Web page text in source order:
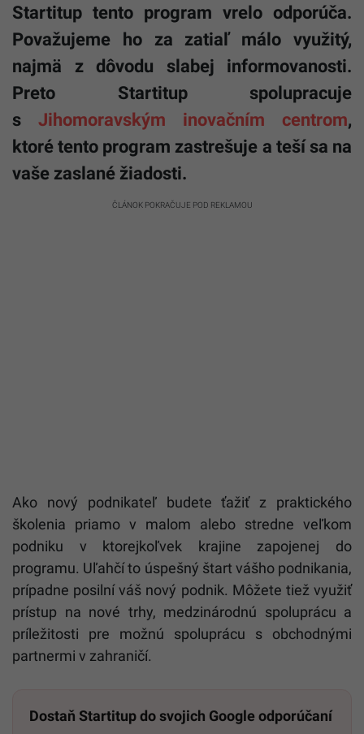
Startitup tento program vrelo odporúča.
Považujeme ho za zatiaľ málo využitý,
najmä z dôvodu slabej informovanosti.
Preto Startitup spolupracuje
s Jihomoravským inovačním centrom,
ktoré tento program zastrešuje a teší sa na
vaše zaslané žiadosti.
ČLÁNOK POKRAČUJE POD REKLAMOU
Ako nový podnikateľ budete ťažiť z praktického
školenia priamo v malom alebo stredne veľkom
podniku v ktorejkoľvek krajine zapojenej do
programu. Uľahčí to úspešný štart vášho podnikania,
prípadne posilní váš nový podnik. Môžete tiež využiť
prístup na nové trhy, medzinárodnú spoluprácu a
príležitosti pre možnú spoluprácu s obchodnými
partnermi v zahraničí.
Dostaň Startitup do svojich Google odporúčaní